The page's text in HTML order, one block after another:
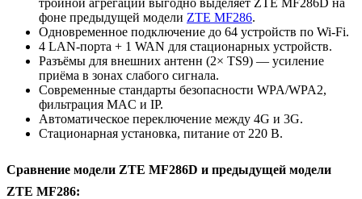
фоне предыдущей модели ZTE MF286.
Одновременное подключение до 64 устройств по Wi‑Fi.
4 LAN‑порта + 1 WAN для стационарных устройств.
Разъёмы для внешних антенн (2× TS9) — усиление
приёма в зонах слабого сигнала.
Современные стандарты безопасности WPA/WPA2,
фильтрация MAC и IP.
Автоматическое переключение между 4G и 3G.
Стационарная установка, питание от 220 В.
Сравнение модели ZTE MF286D и предыдущей модели
ZTE MF286: